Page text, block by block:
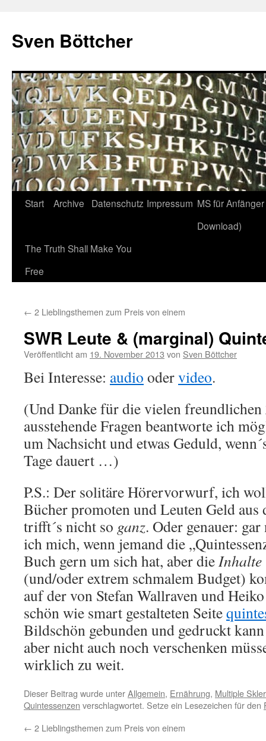
springen
Sven Böttcher
Start Archive Datenschutz Impressum MS für
Download)
The Truth Shall Make You
Free
← 2 Lieblingsthemen zum Preis von einem
SWR Leute & (marginal)
Veröffentlicht am 19. November 2013 von Sven Böttcher
Bei Interesse: audio odervideo.
(Und Danke für die vielen
ausstehende Fragen beantworte ich
um Nachsicht und etwas Geduld,
Tage dauert …)
P.S.: Der solitäre Hörervorwurf, ich
Bücher promoten und Leuten Geld aus
trifft´s nicht so ganz. Oder genauer:
ich mich, wenn jemand die
Buch gern um sich hat, aber dieInhalte
(und/oder extrem schmalem Budget)
auf der von Stefan Wallraven und
schön wie smart gestalteten Seite
Bildschön gebunden und gedruckt
aber nicht auch noch verschenken
wirklich zu weit.
Dieser Beitrag wurde unterAllgemein, Ernährung, Multiple
Quintessenzen verschlagwortet. Setze ein Lesezeichen für den
← 2 Lieblingsthemen zum Preis von einem